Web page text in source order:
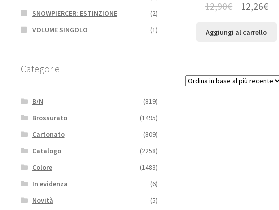
12,90€ 12,26€
Aggiungi al carrello
SNOWPIERCER: ESTINZIONE
(2)
VOLUME SINGOLO
(1)
Categorie
B/N
(819)
Brossurato
(1495)
Cartonato
(809)
Catalogo
(2258)
Colore
(1483)
In evidenza
(6)
Novità
(5)